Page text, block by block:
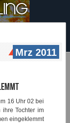
Mrz 2011
16 Uhr 02 bei
ihre Tochter im
eingeklemmt